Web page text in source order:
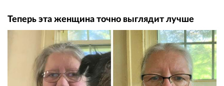
Теперь эта женщина точно выглядит лучше